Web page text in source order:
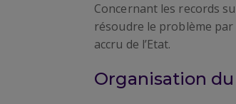
Concernant les records
résoudre le problème
accru de l’Etat.
Organisation